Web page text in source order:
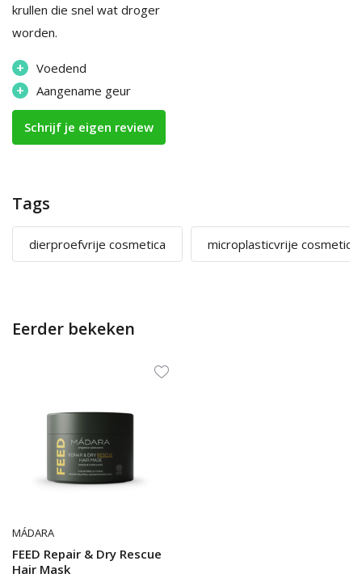
krullen die snel wat droger
worden.
+ Voedend
+ Aangename geur
Schrijf je eigen review
Tags
dierproefvrije cosmetica microplasticvrije cosmetica
Eerder bekeken
MÁDARA
FEED Repair & Dry Rescue
Hair Mask